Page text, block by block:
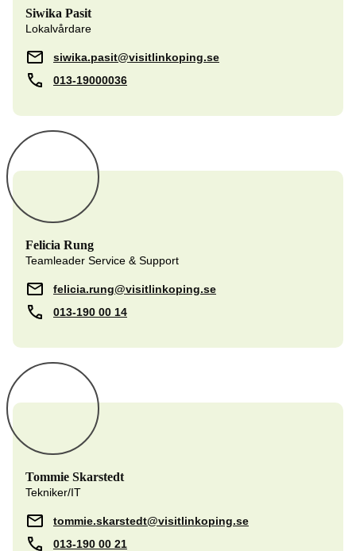
Siwika Pasit
Lokalvårdare
siwika.pasit@visitlinkoping.se
013-19000036
Felicia Rung
Teamleader Service & Support
felicia.rung@visitlinkoping.se
013-190 00 14
Tommie Skarstedt
Tekniker/IT
tommie.skarstedt@visitlinkoping.se
013-190 00 21